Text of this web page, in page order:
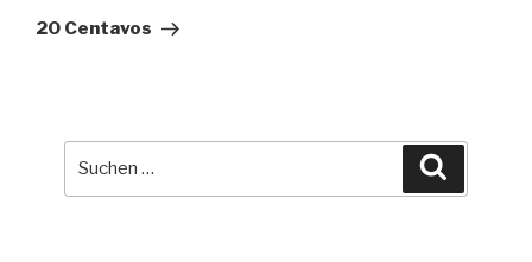
Beitrag
20 Centavos